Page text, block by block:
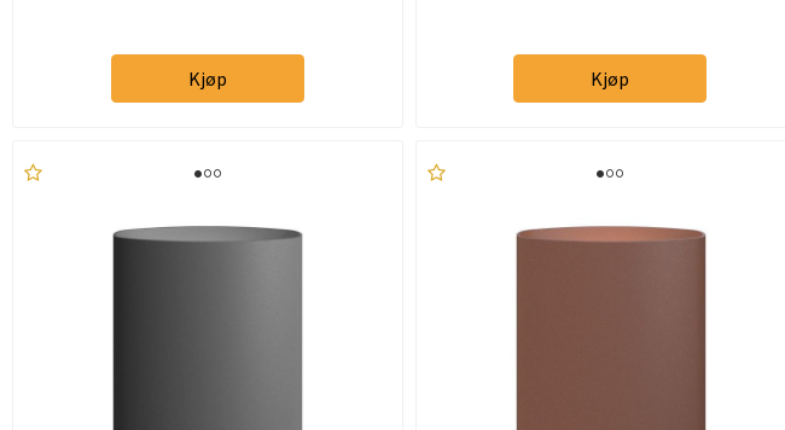
Kjøp Kjøp